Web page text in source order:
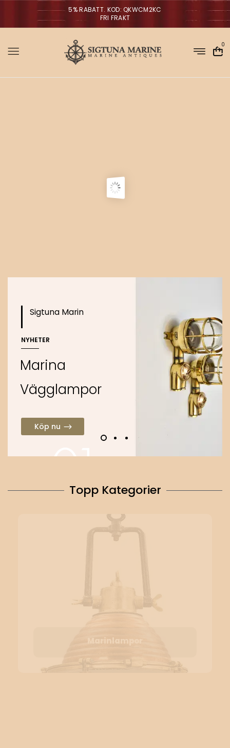
5% RABATT. KOD: QKWCM2KC
FRI FRAKT
0
Sigtuna Marin
NYHETER
Marina
Vägglampor
Köp nu
Topp Kategorier
Marinlampor